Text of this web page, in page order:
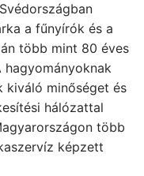
a fűnyírók és a
több mint 80 éves
hagyományoknak
kiváló minőséget és
hálózattal
több
képzett